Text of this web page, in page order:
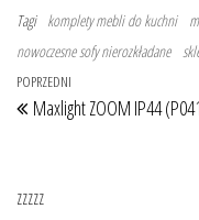
Tagi komplety mebli do kuchni
nowoczesne sofy nierozkładane
Nawigacja
Poprzedni wpis
POPRZEDNI
Maxlight ZOOM IP44
zzzzz